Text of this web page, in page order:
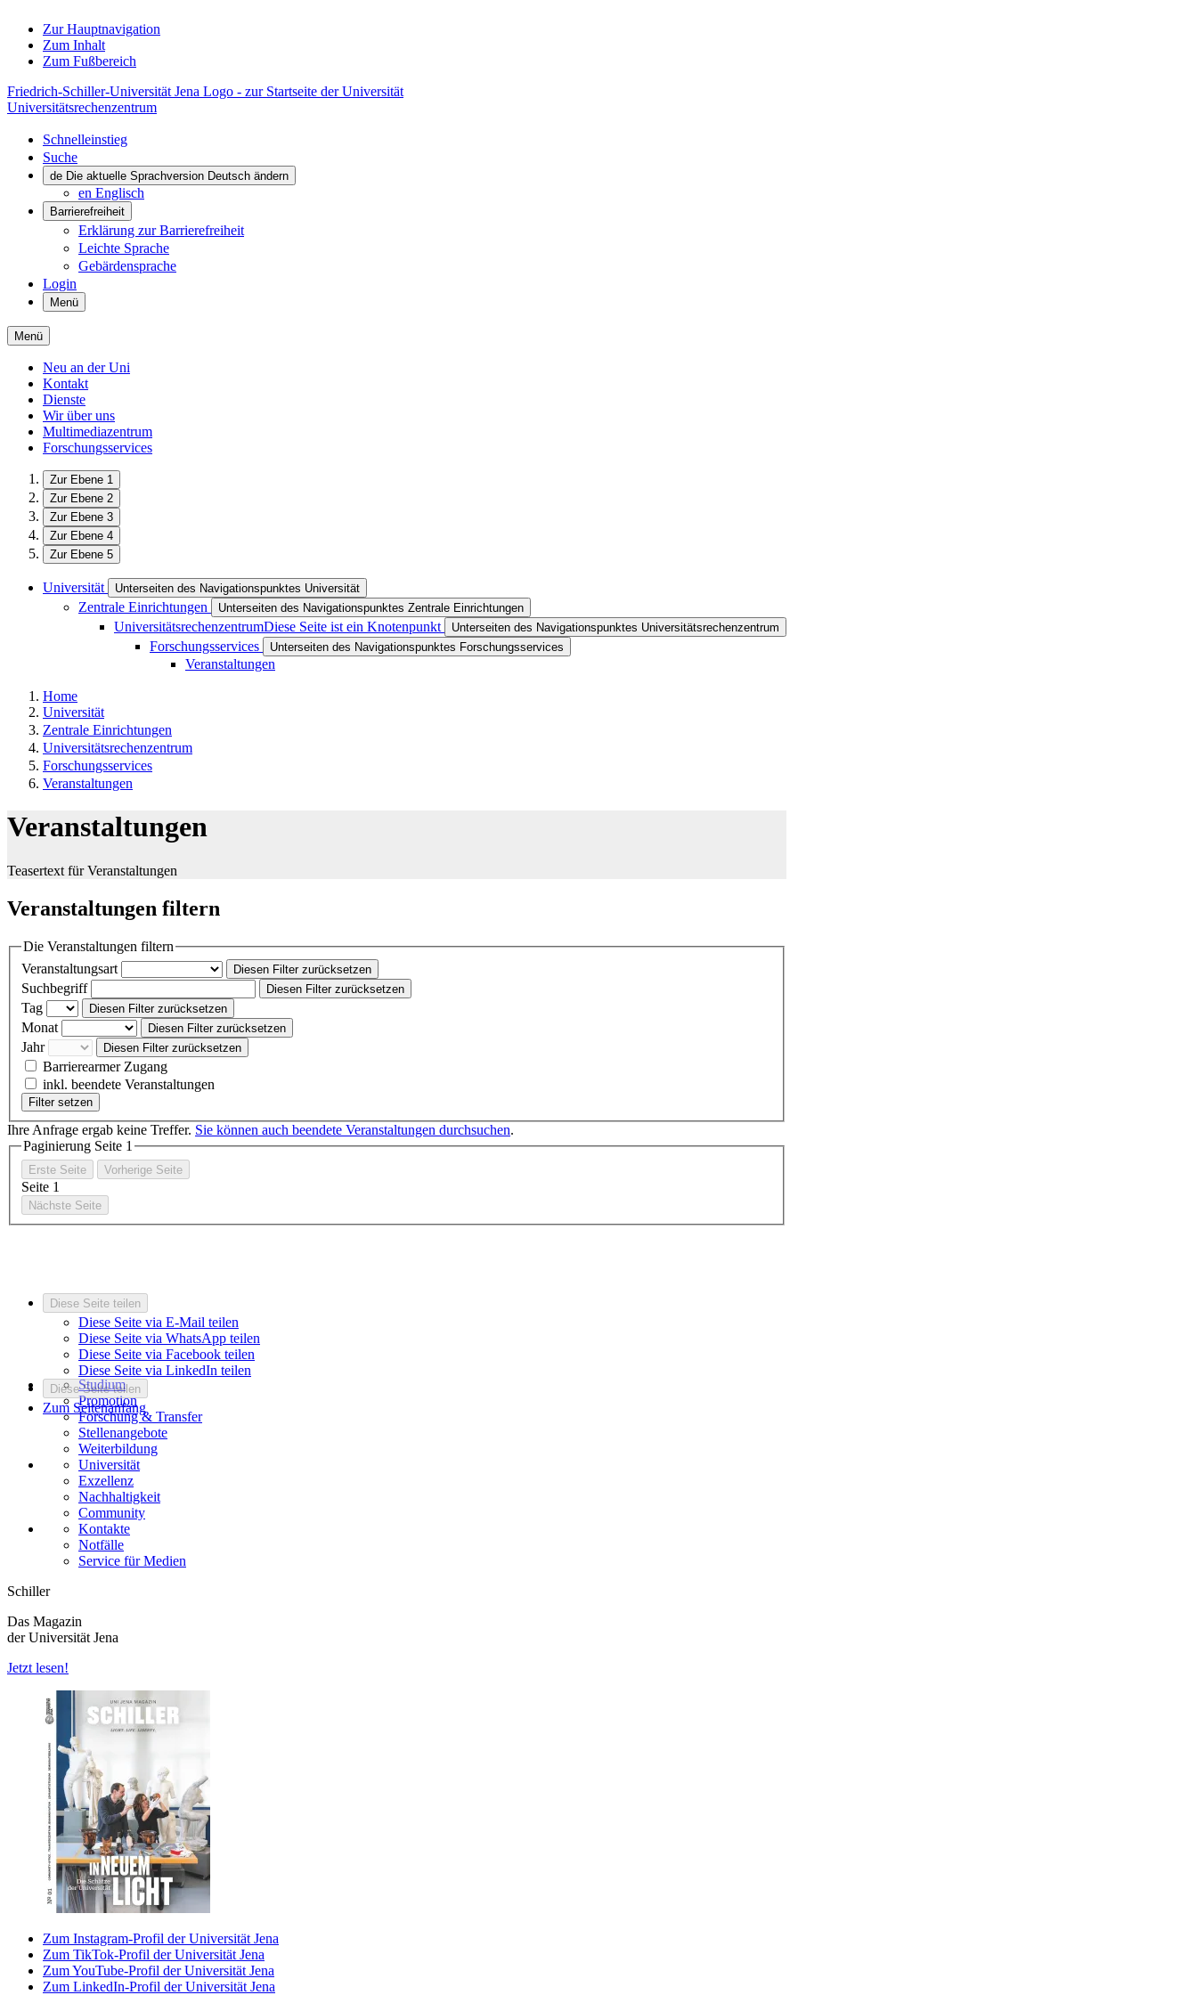
Zur Hauptnavigation
Zum Inhalt
Zum Fußbereich
Friedrich-Schiller-Universität Jena Logo - zur Startseite der Universität
Universitätsrechenzentrum
Schnelleinstieg
Suche
de Die aktuelle Sprachversion Deutsch ändern
en Englisch
Barrierefreiheit
Erklärung zur Barrierefreiheit
Leichte Sprache
Gebärdensprache
Login
Menü
Menü
Neu an der Uni
Kontakt
Dienste
Wir über uns
Multimediazentrum
Forschungsservices
Zur Ebene 1
Zur Ebene 2
Zur Ebene 3
Zur Ebene 4
Zur Ebene 5
Universität Unterseiten des Navigationspunktes Universität
Zentrale Einrichtungen Unterseiten des Navigationspunktes Zentrale Einrichtungen
UniversitätsrechenzentrumDiese Seite ist ein Knotenpunkt Unterseiten des Navigationspunktes Universitätsrechenzentrum
Forschungsservices Unterseiten des Navigationspunktes Forschungsservices
Veranstaltungen
Home
Universität
Zentrale Einrichtungen
Universitätsrechenzentrum
Forschungsservices
Veranstaltungen
Veranstaltungen
Teasertext für Veranstaltungen
Veranstaltungen filtern
Die Veranstaltungen filtern
Veranstaltungsart
Diesen Filter zurücksetzen
Suchbegriff Diesen Filter zurücksetzen
Tag Diesen Filter zurücksetzen
Monat Diesen Filter zurücksetzen
Jahr Diesen Filter zurücksetzen
Barrierearmer Zugang
inkl. beendete Veranstaltungen
Filter setzen
Ihre Anfrage ergab keine Treffer. Sie können auch beendete Veranstaltungen durchsuchen.
Paginierung Seite 1
Erste Seite Vorherige Seite
Seite 1
Nächste Seite
Diese Seite teilen
Diese Seite via E-Mail teilen
Diese Seite via WhatsApp teilen
Diese Seite via Facebook teilen
Diese Seite via LinkedIn teilen
Diese Seite teilen
Zum Seitenanfang
Studium
Promotion
Forschung & Transfer
Stellenangebote
Weiterbildung
Universität
Exzellenz
Nachhaltigkeit
Community
Kontakte
Notfälle
Service für Medien
Schiller
Das Magazin
der Universität Jena
Jetzt lesen!
Zum Instagram-Profil der Universität Jena
Zum TikTok-Profil der Universität Jena
Zum YouTube-Profil der Universität Jena
Zum LinkedIn-Profil der Universität Jena